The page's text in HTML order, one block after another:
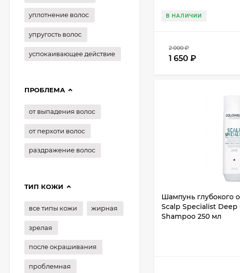
В НАЛИЧИИ
2 000₽
1 650 ₽
Шампунь глубокого
Scalp Specialist Deep
Shampoo 250 мл
уплотнение волос
упругость волос
успокаивающее действие
ПРОБЛЕМА
от выпадения волос
от перхоти волос
раздражение волос
ТИП КОЖИ
все типы кожи жирная
зрелая
после окрашивания
проблемная